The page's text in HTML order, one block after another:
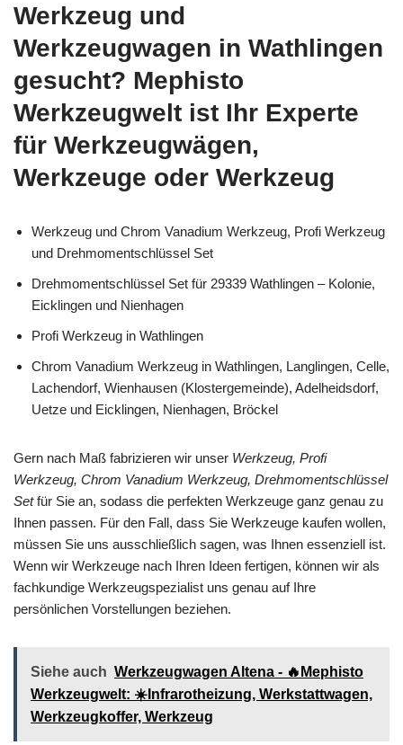
Werkzeug und
Werkzeugwagen in Wathlingen
gesucht? Mephisto
Werkzeugwelt ist Ihr Experte
für Werkzeugwägen,
Werkzeuge oder Werkzeug
Werkzeug und Chrom Vanadium Werkzeug, Profi Werkzeug
und Drehmomentschlüssel Set
Drehmomentschlüssel Set für 29339 Wathlingen – Kolonie,
Eicklingen und Nienhagen
Profi Werkzeug in Wathlingen
Chrom Vanadium Werkzeug in Wathlingen, Langlingen, Celle,
Lachendorf, Wienhausen (Klostergemeinde), Adelheidsdorf,
Uetze und Eicklingen, Nienhagen, Bröckel
Gern nach Maß fabrizieren wir unser Werkzeug, Profi
Werkzeug, Chrom Vanadium Werkzeug, Drehmomentschlüssel
Setfür Sie an, sodass die perfekten Werkzeuge ganz genau zu
Ihnen passen. Für den Fall, dass Sie Werkzeuge kaufen wollen,
müssen Sie uns ausschließlich sagen, was Ihnen essenziell ist.
Wenn wir Werkzeuge nach Ihren Ideen fertigen, können wir als
fachkundige Werkzeugspezialist uns genau auf Ihre
persönlichen Vorstellungen beziehen.
Siehe auch Werkzeugwagen Altena - 🔥Mephisto
Werkzeugwelt: ☀️Infrarotheizung, Werkstattwagen,
Werkzeugkoffer, Werkzeug